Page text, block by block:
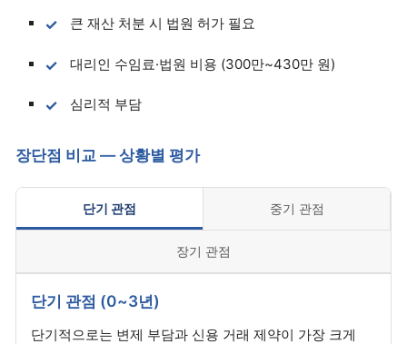
큰 재산 처분 시 법원 허가 필요
대리인 수임료·법원 비용 (300만~430만 원)
심리적 부담
장단점 비교 — 상황별 평가
단기 관점 중기 관점
장기 관점
단기 관점 (0~3년)
단기적으로는 변제 부담과 신용 거래 제약이 가장 크게